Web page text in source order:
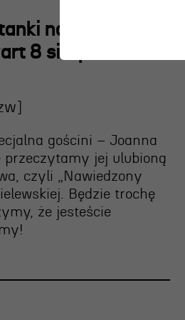
nad morzem z
8 sierpnia
gościni – Joanna
przeczytamy jej ulubioną
czyli „Nawiedzony
Będzie trochę
że jesteście